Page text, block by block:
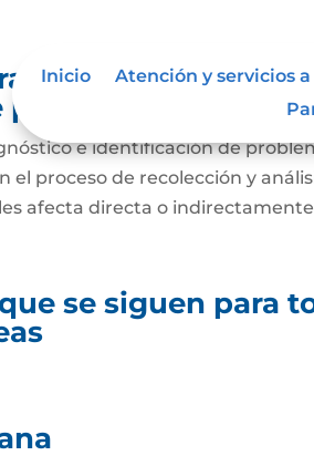
Inicio Atención y servicios
el diagnóstico de
e identificación de
el proceso de recolección y
afecta directa o indirectamente
se siguen para